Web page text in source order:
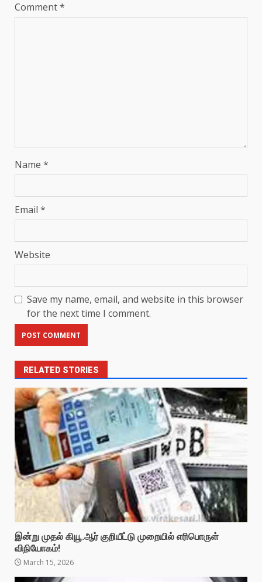
Comment*
Name *
Email *
Website
Save my name, email, and website in this browser
for the next time I comment.
RELATED STORIES
இன்று முதல் கியூ.ஆர் குறியீட்டு முறையில் எரிபொருள்
விநியோகம்!
March 15, 2026